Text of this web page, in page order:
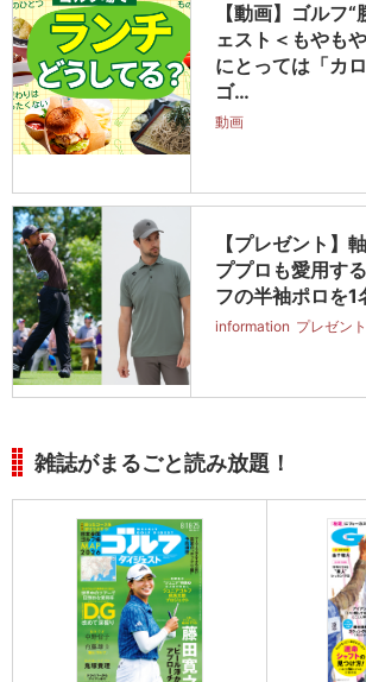
【動画】ゴルフ
ェスト＜もやも
にとっては「カ
ゴ…
動画
【プレゼント】
ププロも愛用す
フの半袖ポロを1
information プレゼント
雑誌がまるごと読み放題！